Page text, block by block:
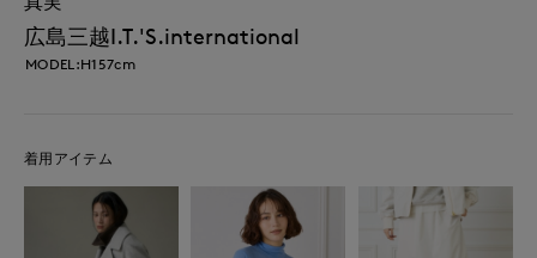
広島三越I.T.'S.international
MODEL:H157cm
着用アイテム